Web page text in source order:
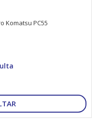
Komatsu PC55